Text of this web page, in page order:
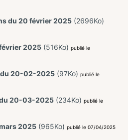
du 20 février 2025 (2696Ko)
2025 (516Ko)publié le
du 20-02-2025 (97Ko)publié le
20-03-2025 (234Ko)publié le
2025 (965Ko)publié le 07/04/2025